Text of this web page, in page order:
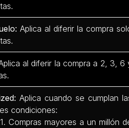
Aplica al diferir la compra
al diferir la compra a 2, 3, 6
Aplica cuando se cumplan
condiciones:
mayores a un millón